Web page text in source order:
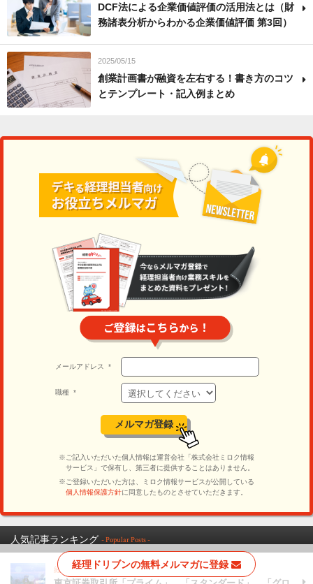
DCF法による企業価値評価の活用法とは（財
務諸表分析からわかる企業価値評価 第3回）
2025/05/15
創業計画書が融資を左右する！書き方のコツ
とテンプレート・記入例まとめ
人気記事ランキング - Popular Posts -
経営、上場（IPO） | 最終更新日：2022/12/06
経理ドリブンの無料メルマガに登録